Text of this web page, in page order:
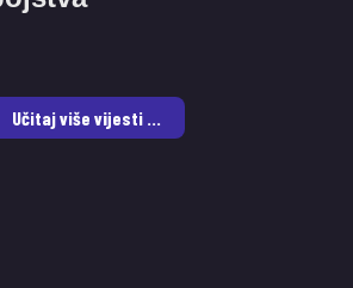
Učitaj više vijesti ...